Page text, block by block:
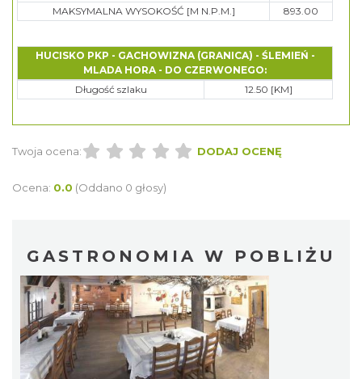
MAKSYMALNA WYSOKOŚĆ [M N.P.M.]
893.00
HUCISKO PKP - GACHOWIZNA (GRANICA) - ŚLEMIEŃ -
MLADA HORA - DO CZERWONEGO:
Długość szlaku
12.50 [KM]
Twoja ocena: DODAJ OCENĘ
Ocena: 0.0 (Oddano 0 głosy)
GASTRONOMIA W POBLIŻU